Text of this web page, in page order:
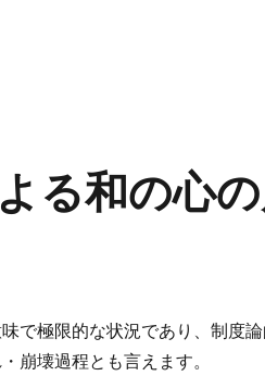
める意味での政府の役割” の
る和の心の
で極限的な状況であり、制度
崩壊過程とも言えます。